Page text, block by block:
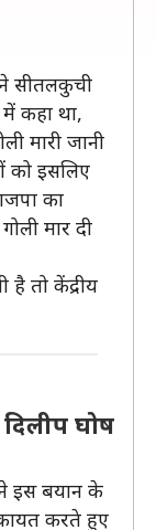
ने सीतलकुची
में कहा था,
मारी जानी
को इसलिए
का
मार दी
है तो केंद्रीय
घोष
इस बयान के
करते हुए